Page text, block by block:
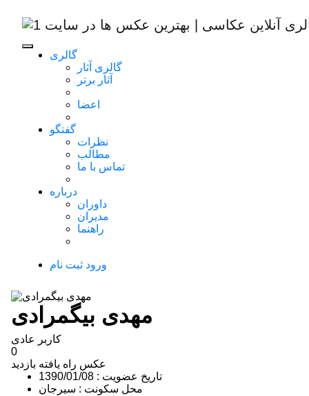
گالری
گالری آثار
آثار برتر
اعضا
گفتگو
نظرات
مطالب
تماس با ما
درباره
داوران
مدیران
راهنما
ورودثبت نام
مهدی بیگمرادی
کاربر عادی
0
عکس راه یافته بازدید
تاریخ عضویت : 1390/01/08
محل سکونت : سیرجان